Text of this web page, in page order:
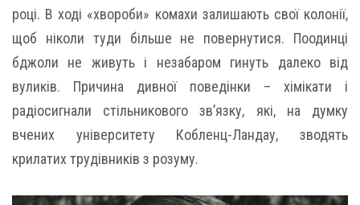
році. В ході «хвороби» комахи залишають свої колонії,
щоб ніколи туди більше не повернутися. Поодинці
бджоли не живуть і незабаром гинуть далеко від
вуликів. Причина дивної поведінки – хімікати і
радіосигнали стільникового зв’язку, які, на думку
вчених університету Кобленц-Ландау, зводять
крилатих трудівників з розуму.